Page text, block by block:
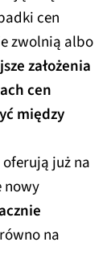
cen
zwolnią albo
założenia
cen
między
już na
nowy
na